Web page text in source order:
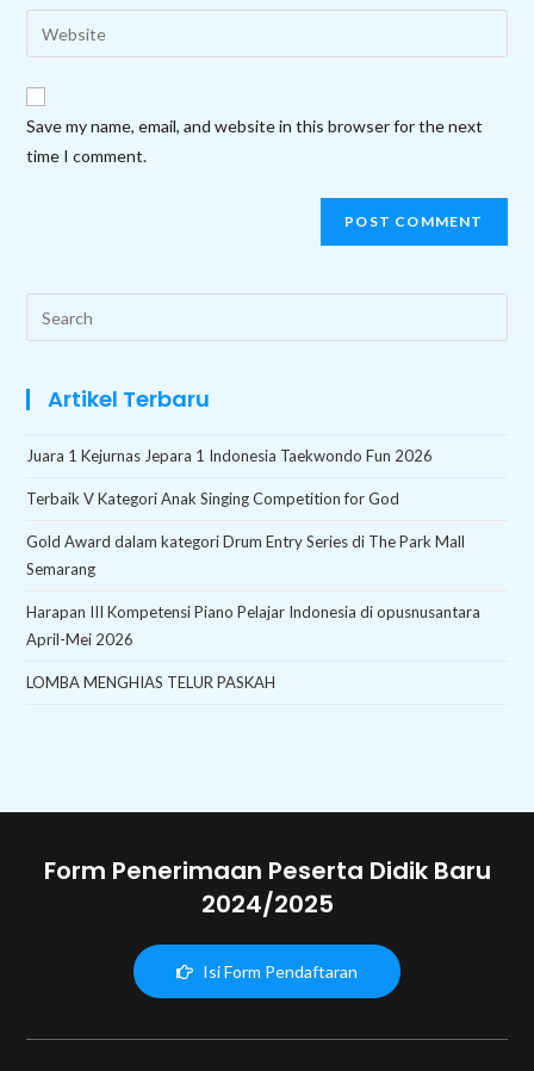
to
comment
email
address
comment
your
website
URL
Save my name, email, and website in this browser for the next
time I comment.
this
Artikel Terbaru
Juara 1 Kejurnas Jepara 1 Indonesia Taekwondo Fun 2026
Terbaik V Kategori Anak Singing Competition for God
Gold Award dalam kategori Drum Entry Series di The Park Mall
Semarang
Harapan III Kompetensi Piano Pelajar Indonesia di opusnusantara
April-Mei 2026
LOMBA MENGHIAS TELUR PASKAH
Form Penerimaan Peserta Didik Baru
2024/2025
Isi Form Pendaftaran